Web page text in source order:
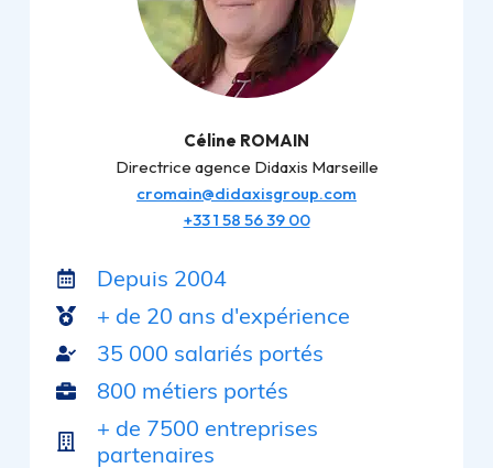
Céline ROMAIN
Directrice agence Didaxis Marseille
cromain@didaxisgroup.com
+33 1 58 56 39 00
Depuis 2004
+ de 20 ans d'expérience
35 000 salariés portés
800 métiers portés
+ de 7500 entreprises
partenaires